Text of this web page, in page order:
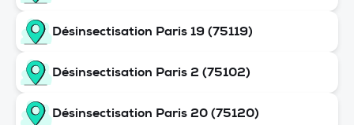
Désinsectisation Paris 19 (75119)
Désinsectisation Paris 2 (75102)
Désinsectisation Paris 20 (75120)